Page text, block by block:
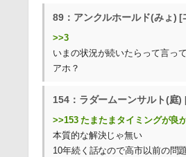
89：アンクルホールド(みょ) [
>>3
いまの状況が続いたらって言っ
アホ？
154：ラダームーンサルト(庭)
>>153 たまたまタイミングが良
本質的な解決じゃ無い
10年続く話なので高市以前の問題